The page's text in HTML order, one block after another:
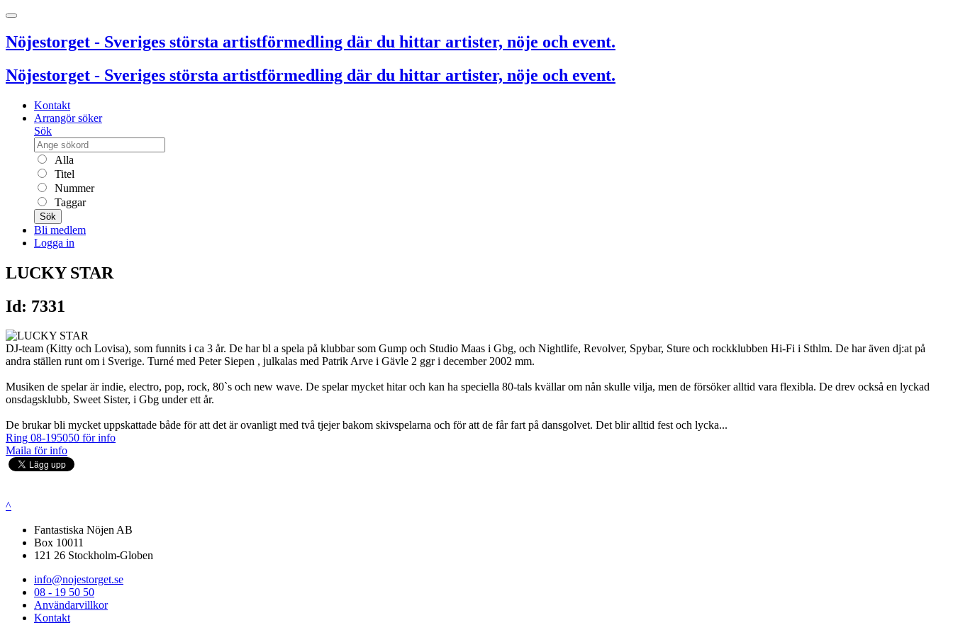
Nöjestorget - Sveriges största artistförmedling där du hittar artister, nöje och event.
Nöjestorget - Sveriges största artistförmedling där du hittar artister, nöje och event.
Kontakt
Arrangör söker
Sök
Alla
Titel
Nummer
Taggar
Sök
Bli medlem
Logga in
LUCKY STAR
Id: 7331
DJ-team (Kitty och Lovisa), som funnits i ca 3 år. De har bl a spela på klubbar som Gump och Studio Maas i Gbg, och Nightlife, Revolver, Spybar, Sture och rockklubben Hi-Fi i Sthlm. De har även dj:at på
andra ställen runt om i Sverige. Turné med Peter Siepen , julkalas med Patrik Arve i Gävle 2 ggr i december 2002 mm.
Musiken de spelar är indie, electro, pop, rock, 80`s och new wave. De spelar mycket hitar och kan ha speciella 80-tals kvällar om nån skulle vilja, men de försöker alltid vara flexibla. De drev också en lyckad
onsdagsklubb, Sweet Sister, i Gbg under ett år.
De brukar bli mycket uppskattade både för att det är ovanligt med två tjejer bakom skivspelarna och för att de får fart på dansgolvet. Det blir alltid fest och lycka...
Ring 08-195050 för info
Maila för info
^
Fantastiska Nöjen AB
Box 10011
121 26 Stockholm-Globen
info@nojestorget.se
08 - 19 50 50
Användarvillkor
Kontakt